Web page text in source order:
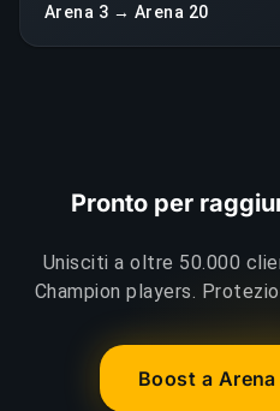
Arena 3 → Arena 20
Pronto per
Unisciti a oltre 50.000
Champion players.
Boost a